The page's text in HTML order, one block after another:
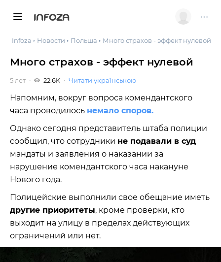
INFOZA
Infoza Новости Польша Много страхов - эффект нулевой
Много страхов - эффект нулевой
5 лет 22.6K Читати українською
Напомним, вокруг вопроса комендантского
часа проводилось немало споров.
Однако сегодня представитель штаба полиции
сообщил, что сотрудники не подавали в суд
мандаты и заявления о наказании за
нарушение комендантского часа накануне
Нового года.
Полицейские выполнили свое обещание иметь
другие приоритеты, кроме проверки, кто
выходит на улицу в пределах действующих
ограничений или нет.